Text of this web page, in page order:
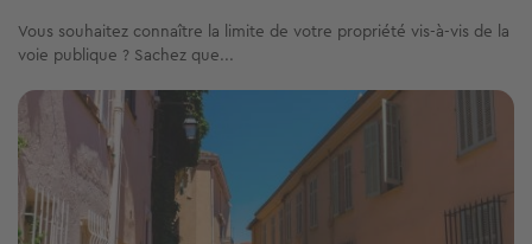
Vous souhaitez connaître la limite de votre propriété vis-à-vis de la
voie publique ? Sachez que...
Image